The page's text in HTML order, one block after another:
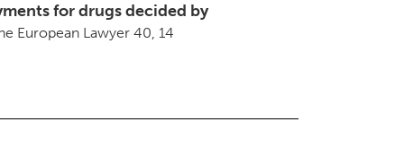
for drugs decided by
European Lawyer 40, 14